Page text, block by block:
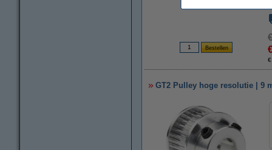
GT2 Pulley hoge resolutie | 9